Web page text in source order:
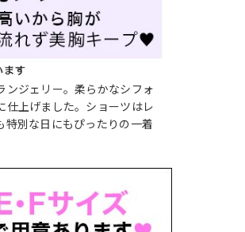
ンジェリー。柔らかなシフォ
仕上げました。ショーツはレ
特別な日にもぴったりの一着